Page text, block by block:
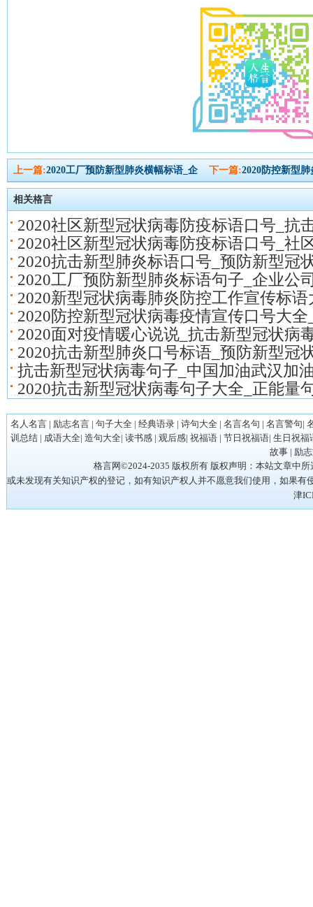
上一篇:2020工厂预防新型肺炎横幅标语_企 下一篇:2020防控新型
相关格言
2020社区新型冠状病毒防疫标语口号_抗
2020社区新型冠状病毒防疫标语口号_社
2020抗击新型肺炎标语口号_预防新型冠
2020工厂预防新型肺炎标语句子_企业公
2020新型冠状病毒肺炎防控工作宣传标
2020防控新型冠状病毒疫情宣传口号大
2020面对疫情暖心说说_抗击新型冠状病
2020抗击新型肺炎口号标语_预防新型冠
抗击新型冠状病毒句子_中国加油武汉加
2020抗击新型冠状病毒句子大全_正能量
名人名言| 励志名言| 句子大全| 经典语录| 诗句大全| 名言名句 | 名言警句|
训总结| 成语大全| 造句大全| 读书感| 观后感| 祝福语| 节日祝福语| 生日祝福
故事| 励
格言网©2024-2035 版权所有 版权声明：本站文章中
或未发现有关知识产权的登记，如有知识产权人并不愿意我们使用，如果有
津